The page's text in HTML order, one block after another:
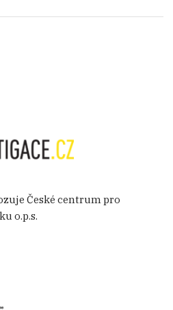
České centrum pro
o.p.s.